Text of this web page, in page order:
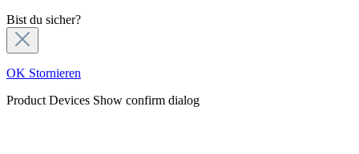
Bist du sicher?
OK Stornieren
Product Devices Show confirm dialog